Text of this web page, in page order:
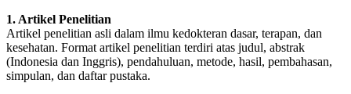
1. Artikel Penelitian
Artikel penelitian asli dalam ilmu kedokteran dasar, terapan, dan
kesehatan. Format artikel penelitian terdiri atas judul, abstrak
(Indonesia dan Inggris), pendahuluan, metode, hasil, pembahasan,
simpulan, dan daftar pustaka.